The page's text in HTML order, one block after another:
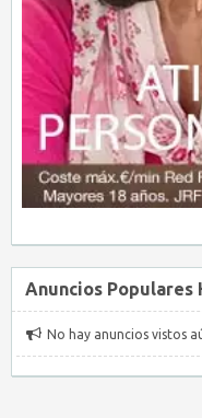
Anuncios Populares
No hay anuncios vistos